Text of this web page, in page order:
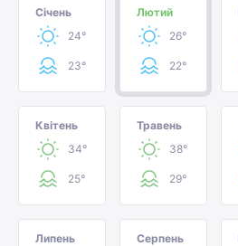
Січень
24°
23°
Лютий
26°
22°
Квітень
34°
25°
Травень
38°
29°
Липень
Серпень